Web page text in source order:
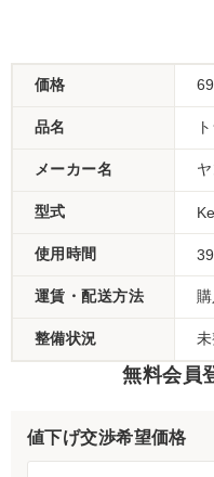
価格
品名
メーカー名
型式
使用時間
運賃・配送方法
整備状況
無料会員
値下げ交渉希望価格